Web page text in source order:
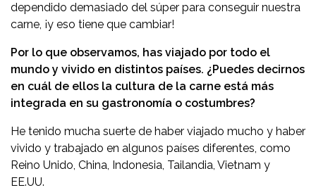
dependido demasiado del súper para conseguir nuestra
carne, ¡y eso tiene que cambiar!
Por lo que observamos, has viajado por todo el
mundo y vivido en distintos países. ¿Puedes decirnos
en cuál de ellos la cultura de la carne está más
integrada en su gastronomía o costumbres?
He tenido mucha suerte de haber viajado mucho y haber
vivido y trabajado en algunos países diferentes, como
Reino Unido, China, Indonesia, Tailandia, Vietnam y
EE.UU.